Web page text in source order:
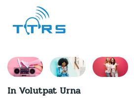
In Volutpat Urna